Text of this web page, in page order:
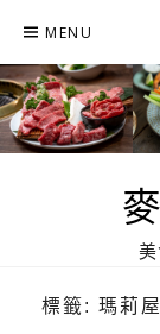
content
MENU
標籤: 瑪莉